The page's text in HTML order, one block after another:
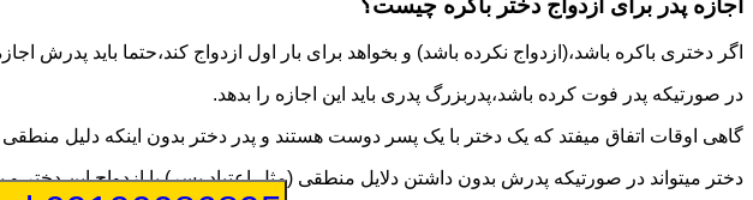
اجازه پدر برای ازدواج دختر باکره چیست؟
اگر دختری باکره باشد،(ازدواج نکرده باشد) و بخواهد برای بار اول ازدواج کند،حتما باید پدرش
در صورتیکه پدر فوت کرده باشد،پدربزرگ پدری باید این اجازه را بدهد.
گاهی اوقات اتفاق میفتد که یک دختر با یک پسر دوست هستند و پدر دختر بدون اینکه دلیل منطقی
دختر میتواند در صورتیکه پدرش بدون داشتن دلایل منطقی (مثل اعتیاد پسر) با ازدواج این دختر و